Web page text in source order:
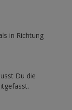
in Richtung
Du die